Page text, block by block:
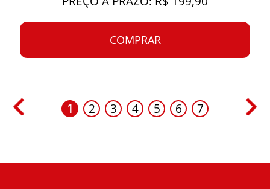
COMPRAR
1 2 3 4 5 6 7